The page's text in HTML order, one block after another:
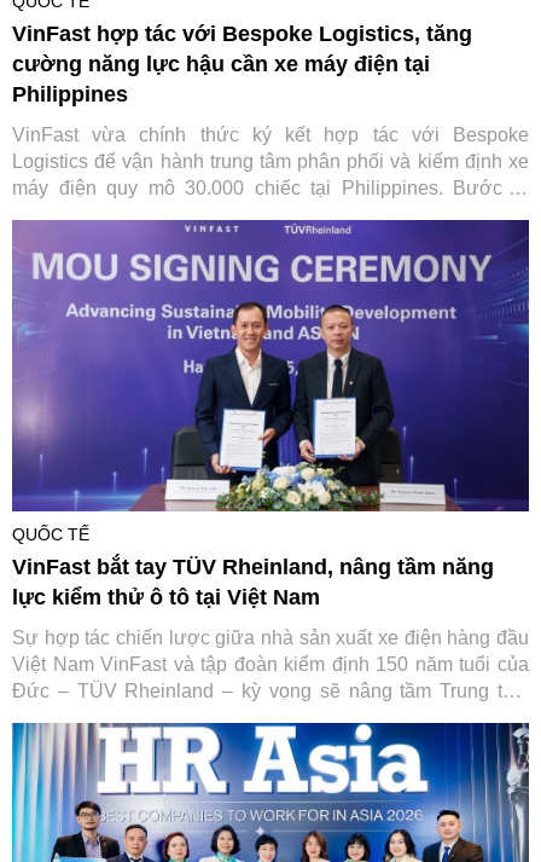
VinFast hợp tác với Bespoke Logistics, tăng
cường năng lực hậu cần xe máy điện tại
Philippines
VinFast vừa chính thức ký kết hợp tác với Bespoke
Logistics để vận hành trung tâm phân phối và kiểm định xe
máy điện quy mô 30.000 chiếc tại Philippines. Bước đi
toàn cầu của hãng xe Việt mà còn đặt nền móng vững chắc
cho hệ sinh thái di chuyển xanh toàn diện tại quốc gia vạn
đảo.
QUỐC TẾ
VinFast bắt tay TÜV Rheinland, nâng tầm năng
lực kiểm thử ô tô tại Việt Nam
Sự hợp tác chiến lược giữa nhà sản xuất xe điện hàng đầu
Việt Nam VinFast và tập đoàn kiểm định 150 năm tuổi của
Đức – TÜV Rheinland – kỳ vọng sẽ nâng tầm Trung tâm
Nam trở thành trung tâm dịch vụ kỹ thuật ô tô của toàn khu
vực.